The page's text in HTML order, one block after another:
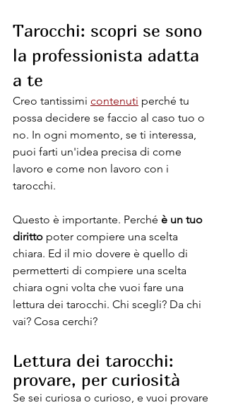
Tarocchi: scopri se sono
la professionista adatta
a te
Creo tantissimi contenuti perché tu
possa decidere se faccio al caso tuo o
no. In ogni momento, se ti interessa,
puoi farti un'idea precisa di come
lavoro e come non lavoro con i
tarocchi.
Questo è importante. Perché è un tuo
diritto poter compiere una scelta
chiara. Ed il mio dovere è quello di
permetterti di compiere una scelta
chiara ogni volta che vuoi fare una
lettura dei tarocchi. Chi scegli? Da chi
vai? Cosa cerchi?
Lettura dei tarocchi:
provare, per curiosità
Se sei curiosa o curioso, e vuoi provare